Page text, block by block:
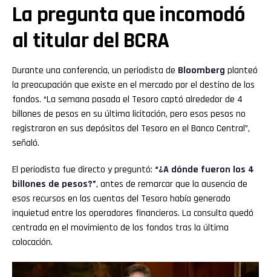
La pregunta que incomodó
al titular del BCRA
Durante una conferencia, un periodista de Bloomberg planteó
la preocupación que existe en el mercado por el destino de los
fondos. “La semana pasada el Tesoro captó alrededor de 4
billones de pesos en su última licitación, pero esos pesos no
registraron en sus depósitos del Tesoro en el Banco Central”,
señaló.
El periodista fue directo y preguntó: “¿A dónde fueron los 4
billones de pesos?”, antes de remarcar que la ausencia de
esos recursos en las cuentas del Tesoro había generado
inquietud entre los operadores financieros. La consulta quedó
centrada en el movimiento de los fondos tras la última
colocación.